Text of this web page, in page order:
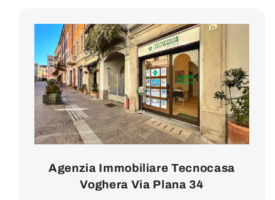
Agenzia Immobiliare Tecnocasa
Voghera Via Plana 34